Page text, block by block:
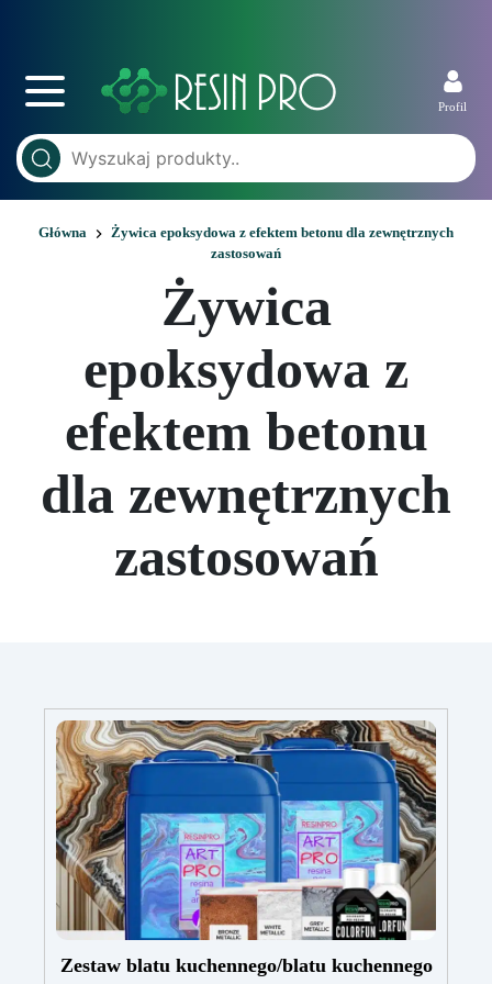
Profil
Główna
Żywica epoksydowa z efektem betonu dla zewnętrznych
zastosowań
Żywica
epoksydowa z
efektem betonu
dla zewnętrznych
zastosowań
Zestaw blatu kuchennego/blatu kuchennego